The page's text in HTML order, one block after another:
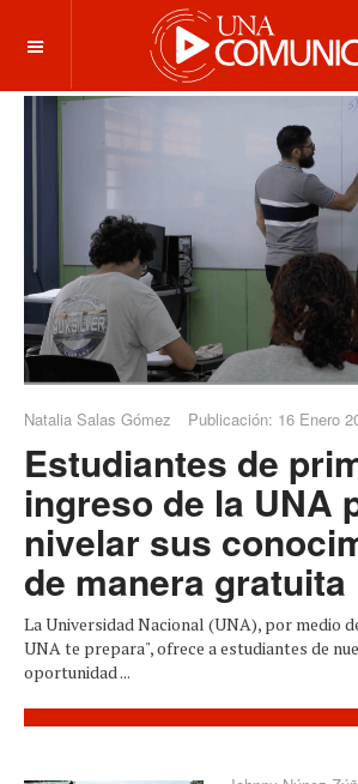
OFF CANVAS
Natalia Salas Gómez Publicación: 16 Enero
Estudiantes de
ingreso de la UNA
nivelar sus
de manera gratuita
La Universidad Nacional (UNA), por medio
UNA te prepara", ofrece a estudiantes de
oportunidad ...